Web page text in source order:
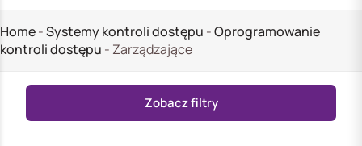
Home-Systemy kontroli dostępu -Oprogramowanie
kontroli dostępu - Zarządzające
Zobacz filtry